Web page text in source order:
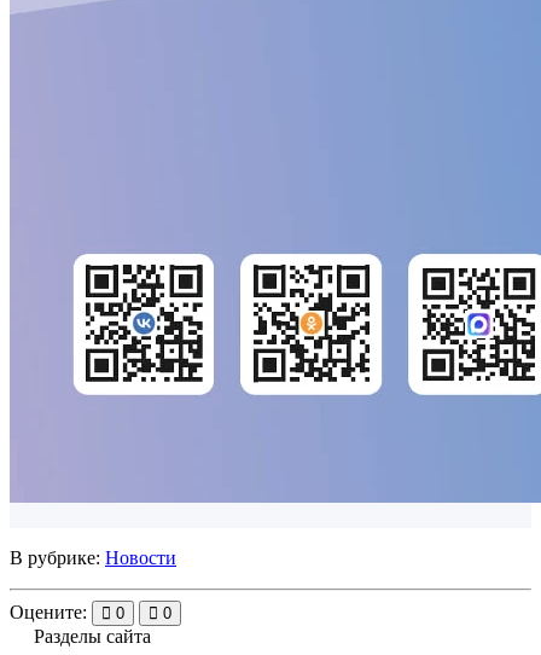
В рубрике: Новости
Оцените: 0 0
Разделы сайта